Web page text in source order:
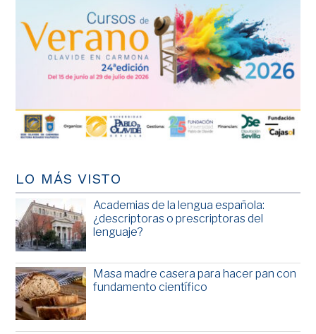
LO MÁS VISTO
Academias de la lengua española:
¿descriptoras o prescriptoras del
lenguaje?
Masa madre casera para hacer pan con
fundamento científico